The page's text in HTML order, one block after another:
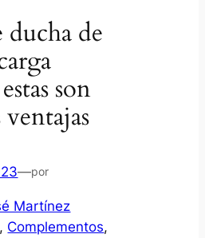
ducha de
son
ventajas
—por
Martínez
, Complementos